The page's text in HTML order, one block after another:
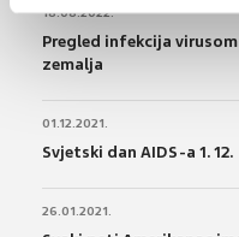
18.08.2022.
Pregled infekcija
zemalja
01.12.2021.
Svjetski dan AIDS-a 1. 12.
26.01.2021.